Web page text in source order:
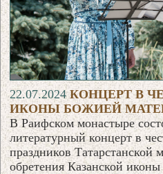
22.07.2024КОНЦЕРТ В
ИКОНЫ БОЖИЕЙ
В Раифском монастыре
литературный концерт в
праздников
обретения Казанской